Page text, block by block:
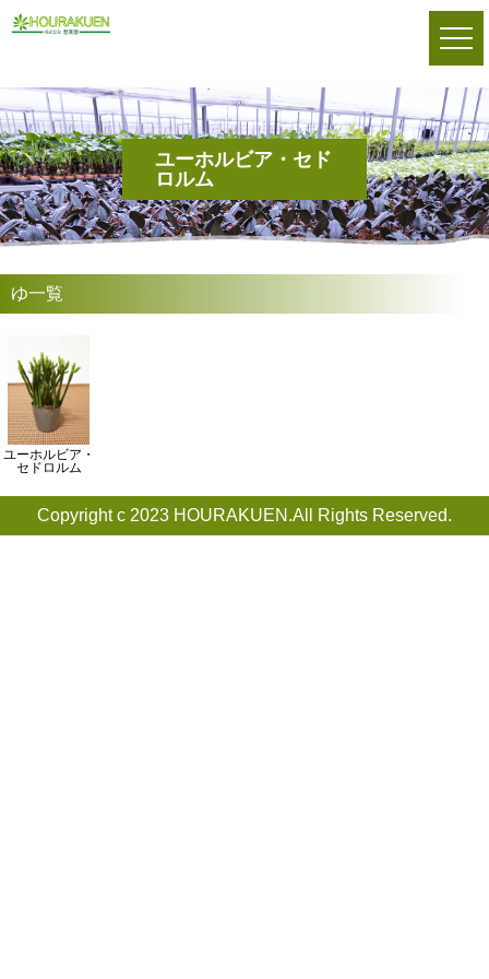
ユーホルビア・セド
ロルム
ゆ一覧
ユーホルビア・
セドロルム
Copyright c 2023 HOURAKUEN.All Rights Reserved.